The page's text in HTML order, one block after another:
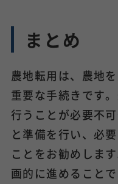
まとめ
農地転用は、農地
重要な手続きです
行うことが必要不
と準備を行い、必
ことをお勧めしま
画的に進めること